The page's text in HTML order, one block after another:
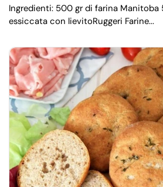
Ingredienti: 500 gr di farina Manitoba
essiccata con lievitoRuggeri Farine...